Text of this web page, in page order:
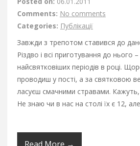
Comments: No comments
Categories: Публікації
Завжди з трепотом ставився до
Різдво і всі приготування до нього
найсвятковіших періодів в році.
проводиш у пості, а за святковою
ласуєш смачними стравами.
Не знаю чи в нас на столі їх є 12, але